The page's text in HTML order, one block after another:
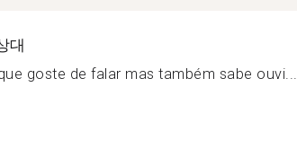
대
goste de falar mas também sabe ouvi...